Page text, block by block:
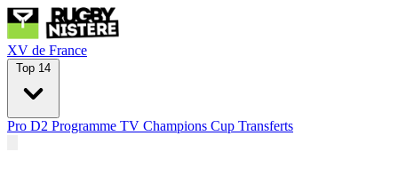
XV de France
Top 14
Pro D2 Programme TV Champions Cup Transferts